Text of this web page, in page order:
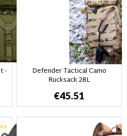
- Defender Tactical Camo
Rucksack 28L
€45.51